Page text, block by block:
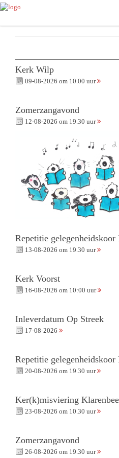
Kerk Wilp
09-08-2026 om 10.00 uur
Zomerzangavond
12-08-2026 om 19.30 uur
Repetitie
13-08-2026 om 19.30 uur
Kerk Voorst
16-08-2026 om 10:00 uur
Inleverdatum Op Streek
17-08-2026
Repetitie
20-08-2026 om 19.30 uur
Ker(k)misviering
23-08-2026 om 10.30 uur
Zomerzangavond
26-08-2026 om 19.30 uur